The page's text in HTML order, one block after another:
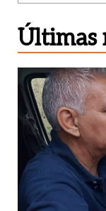
Últimas